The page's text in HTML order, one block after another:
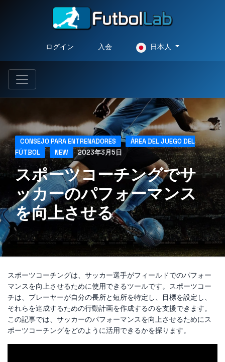
ログイン 入会 日本人
CONSEJO PARA ENTRENADORES
ÁREA DEL JUEGO DEL
FÚTBOL
NEW 2023年3月5日
スポーツコーチングでサ
ッカーのパフォーマンス
を向上させる
スポーツコーチングは、サッカー選手がフィールドでのパフォー
マンスを向上させるために使用できるツールです。スポーツコー
チは、プレーヤーが自分の長所と短所を特定し、目標を設定し、
それらを達成するための行動計画を作成するのを支援できます。
この記事では、サッカーのパフォーマンスを向上させるためにス
ポーツコーチングをどのように活用できるかを探ります。